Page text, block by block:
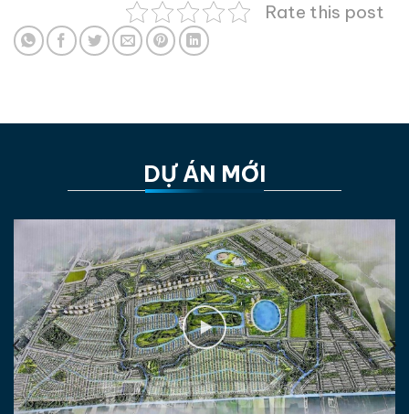
Rate this post
DỰ ÁN MỚI